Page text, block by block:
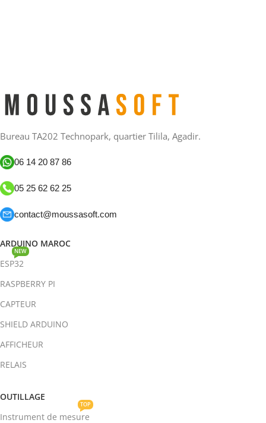
Bureau TA202 Technopark, quartier Tilila, Agadir.
06 14 20 87 86
05 25 62 62 25
contact@moussasoft.com
ARDUINO MAROC
ESP32
NEW
RASPBERRY PI
CAPTEUR
SHIELD ARDUINO
AFFICHEUR
RELAIS
OUTILLAGE
Instrument de mesure
TOP